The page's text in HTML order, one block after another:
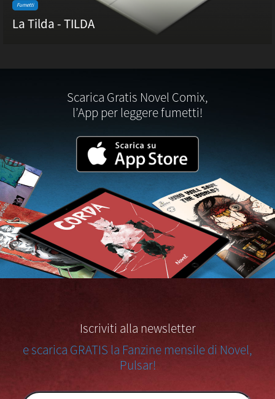
Fumetti
La Tilda - TILDA
Scarica Gratis Novel Comix,
l’App per leggere fumetti!
Iscriviti alla newsletter
e scarica GRATIS la Fanzine mensile di Novel,
Pulsar!